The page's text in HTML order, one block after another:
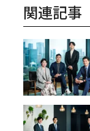
関連記事